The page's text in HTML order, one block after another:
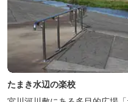
たまき水辺の楽校